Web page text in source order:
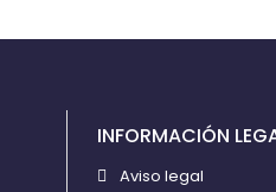
INFORMACIÓN
Aviso legal